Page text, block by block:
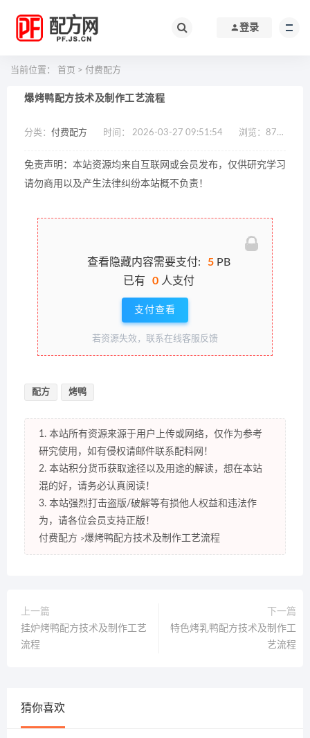
登录
当前位置： 首页 > 付费配方
爆烤鸭配方技术及制作工艺流程
分类： 付费配方 时间： 2026-03-27 09:51:54 浏览： 871
免责声明：本站资源均来自互联网或会员发布，仅供研究学习
请勿商用以及产生法律纠纷本站概不负责！
查看隐藏内容需要支付: 5PB
已有
0 人支付
支付查看
若资源失效，联系在线客服反馈
配方 烤鸭
1. 本站所有资源来源于用户上传或网络，仅作为参考
研究使用，如有侵权请邮件联系配料网！
2. 本站积分货币获取途径以及用途的解读，想在本站
混的好，请务必认真阅读！
3. 本站强烈打击盗版/破解等有损他人权益和违法作
为，请各位会员支持正版！
付费配方 >爆烤鸭配方技术及制作工艺流程
上一篇
挂炉烤鸭配方技术及制作工艺
流程
下一篇
特色烤乳鸭配方技术及制作工
艺流程
猜你喜欢